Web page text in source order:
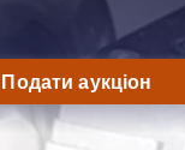
Подати аукціон